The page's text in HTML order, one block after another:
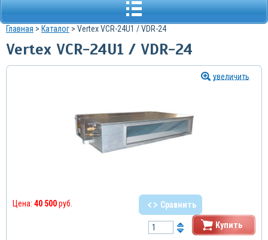
Главная > Каталог > Vertex VCR-24U1 / VDR-24
Vertex VCR-24U1 / VDR-24
увеличить
Цена: 40 500руб. Сравнить
Купить